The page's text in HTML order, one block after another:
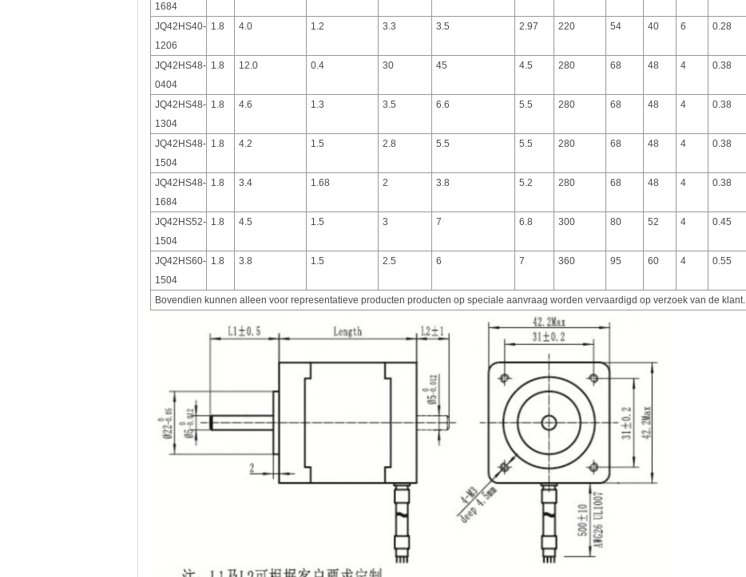
1684
JQ42HS40-
1206
1.8 4.0 1.2 3.3 3.5 2.97 220 54 40 6 0.28
JQ42HS48-
0404
1.8 12.0 0.4 30 45 4.5 280 68 48 4 0.38
JQ42HS48-
1304
1.8 4.6 1.3 3.5 6.6 5.5 280 68 48 4 0.38
JQ42HS48-
1504
1.8 4.2 1.5 2.8 5.5 5.5 280 68 48 4 0.38
JQ42HS48-
1684
1.8 3.4 1.68 2 3.8 5.2 280 68 48 4 0.38
JQ42HS52-
1504
1.8 4.5 1.5 3 7 6.8 300 80 52 4 0.45
JQ42HS60-
1504
1.8 3.8 1.5 2.5 6 7 360 95 60 4 0.55
Bovendien kunnen alleen voor representatieve producten producten op speciale aanvraag worden vervaardigd op verzoek van de klant.